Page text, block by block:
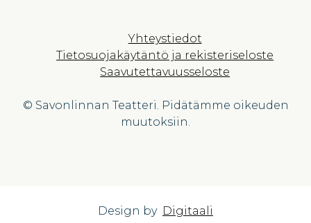
Yhteystiedot
Tietosuojakäytäntö ja rekisteriseloste
Saavutettavuusseloste
© Savonlinnan Teatteri. Pidätämme oikeuden
muutoksiin.
Design by Digitaali